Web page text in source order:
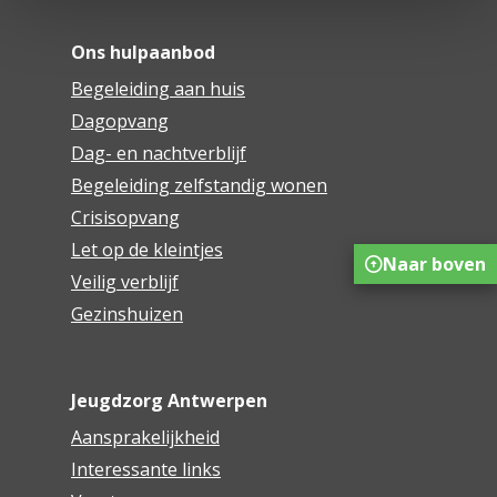
Ons hulpaanbod
Begeleiding aan huis
Dagopvang
Dag- en nachtverblijf
Begeleiding zelfstandig wonen
Crisisopvang
Let op de kleintjes
Veilig verblijf
Gezinshuizen
Jeugdzorg Antwerpen
Aansprakelijkheid
Interessante links
Naar boven